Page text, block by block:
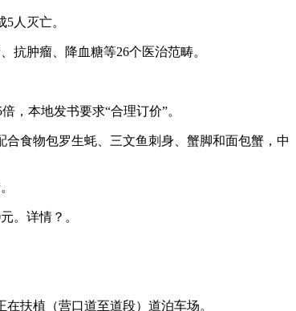
人灭亡。
肿瘤、降血糖等26个医治范畴。
本地发书要求“合理订价”。
食物包罗生蚝、三文鱼刺身、蟹脚和面包蟹，中
。详情？。
扶植（营口道至道段）道泊车场。